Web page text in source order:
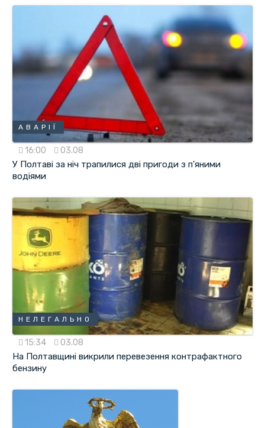
АВАРІЇ
16:00 03.08
У Полтаві за ніч трапилися дві пригоди з п'яними
водіями
НЕЛЕГАЛЬНО
15:34 03.08
На Полтавщині викрили перевезення контрафактного
бензину